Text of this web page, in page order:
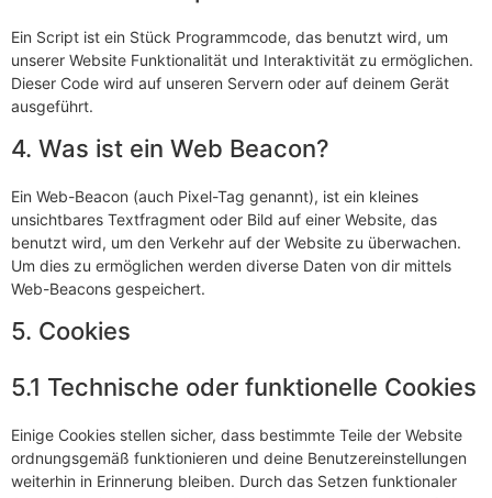
Ein Script ist ein Stück Programmcode, das benutzt wird, um
unserer Website Funktionalität und Interaktivität zu ermöglichen.
Dieser Code wird auf unseren Servern oder auf deinem Gerät
ausgeführt.
4. Was ist ein Web Beacon?
Ein Web-Beacon (auch Pixel-Tag genannt), ist ein kleines
unsichtbares Textfragment oder Bild auf einer Website, das
benutzt wird, um den Verkehr auf der Website zu überwachen.
Um dies zu ermöglichen werden diverse Daten von dir mittels
Web-Beacons gespeichert.
5. Cookies
5.1 Technische oder funktionelle Cookies
Einige Cookies stellen sicher, dass bestimmte Teile der Website
ordnungsgemäß funktionieren und deine Benutzereinstellungen
weiterhin in Erinnerung bleiben. Durch das Setzen funktionaler